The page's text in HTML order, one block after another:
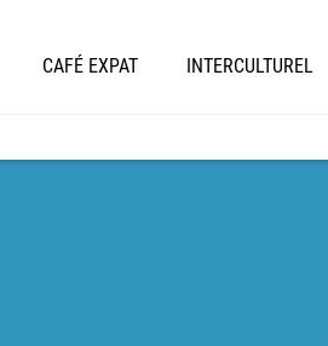
CAFÉ EXPAT INTERCULTUREL